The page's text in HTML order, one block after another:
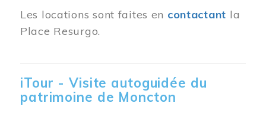
Les locations sont faites en contactant la
Place Resurgo.
iTour - Visite autoguidée du
patrimoine de Moncton